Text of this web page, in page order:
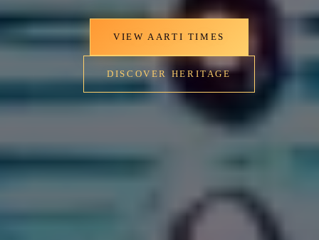
VIEW AARTI TIMES
DISCOVER HERITAGE